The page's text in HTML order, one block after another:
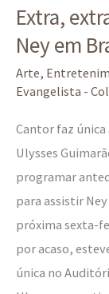
Extra,
Ney em
Arte,
Evangelista -
Cantor faz única
Ulysses
programar
para assistir
próxima sexta-
por acaso,
única no
extra!
Últimos
lugares
para
Ney em
Brasília